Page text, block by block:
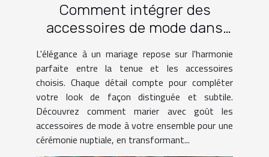
Comment intégrer des
accessoires de mode dans
une tenue de mariage
L'élégance à un mariage repose sur l'harmonie
parfaite entre la tenue et les accessoires
choisis. Chaque détail compte pour compléter
votre look de façon distinguée et subtile.
Découvrez comment marier avec goût les
accessoires de mode à votre ensemble pour une
cérémonie nuptiale, en transformant...